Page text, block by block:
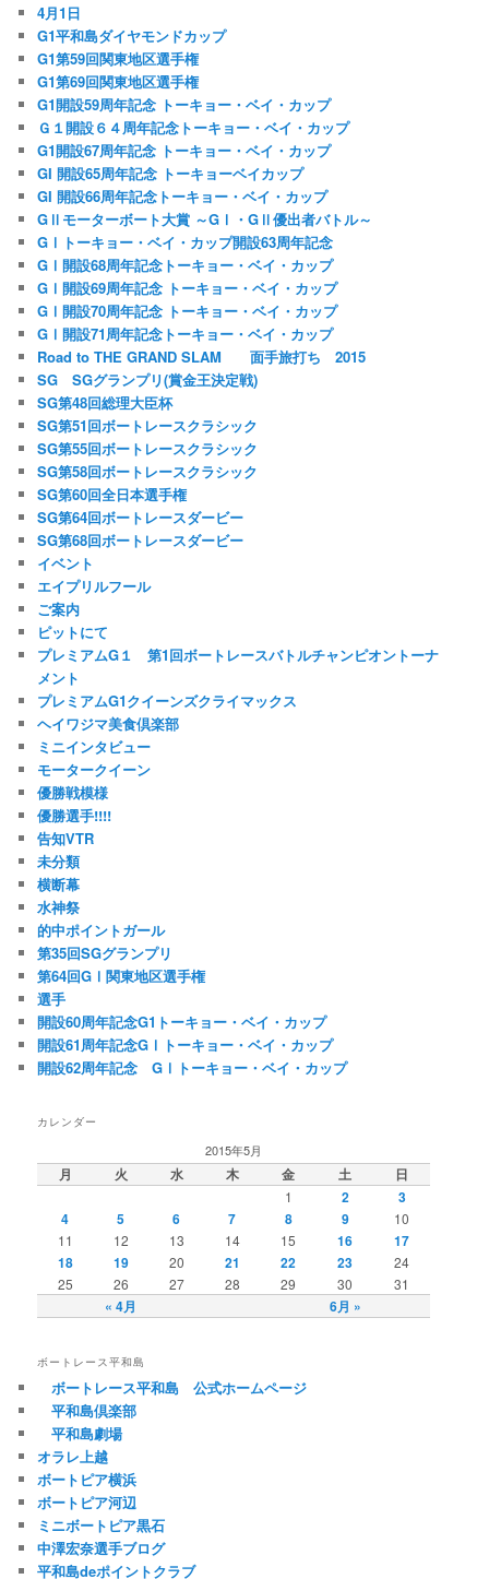
4月1日
G1平和島ダイヤモンドカップ
G1第59回関東地区選手権
G1第69回関東地区選手権
G1開設59周年記念 トーキョー・ベイ・カップ
Ｇ１開設６４周年記念トーキョー・ベイ・カップ
G1開設67周年記念 トーキョー・ベイ・カップ
GI 開設65周年記念 トーキョーベイカップ
GI 開設66周年記念トーキョー・ベイ・カップ
GⅡモーターボート大賞 ～GⅠ・GⅡ優出者バトル～
GⅠトーキョー・ベイ・カップ開設63周年記念
GⅠ開設68周年記念トーキョー・ベイ・カップ
GⅠ開設69周年記念 トーキョー・ベイ・カップ
GⅠ開設70周年記念 トーキョー・ベイ・カップ
GⅠ開設71周年記念トーキョー・ベイ・カップ
Road to THE GRAND SLAM 面手旅打ち 2015
SG SGグランプリ(賞金王決定戦)
SG第48回総理大臣杯
SG第51回ボートレースクラシック
SG第55回ボートレースクラシック
SG第58回ボートレースクラシック
SG第60回全日本選手権
SG第64回ボートレースダービー
SG第68回ボートレースダービー
イベント
エイプリルフール
ご案内
ピットにて
プレミアムG１ 第1回ボートレースバトルチャンピオントーナ
メント
プレミアムG1クイーンズクライマックス
ヘイワジマ美食倶楽部
ミニインタビュー
モータークイーン
優勝戦模様
優勝選手!!!!
告知VTR
未分類
横断幕
水神祭
的中ポイントガール
第35回SGグランプリ
第64回GⅠ関東地区選手権
選手
開設60周年記念G1トーキョー・ベイ・カップ
開設61周年記念GⅠトーキョー・ベイ・カップ
開設62周年記念 GⅠトーキョー・ベイ・カップ
カレンダー
2015年5月
月 火 水 木 金 土 日
« 4月 6月 »
1 2
3
4
5 6 7 8 9
10
11
12 13 14 15 16
17
18
19 20 21 22 23
24
25
26 27 28 29 30 31
ボートレース平和島
ボートレース平和島 公式ホームページ
平和島倶楽部
平和島劇場
オラレ上越
ボートピア横浜
ボートピア河辺
ミニボートピア黒石
中澤宏奈選手ブログ
平和島deポイントクラブ